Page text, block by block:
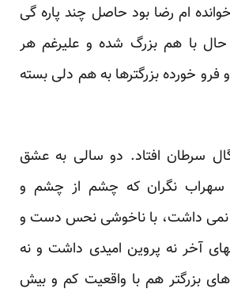
ام رضا بود حاصل چند پاره گی
حال با هم بزرگ شده و علیرغم هر
خورده بزرگترها به هم دلی بسته
سرطان افتاد. دو سالی به عشق
نگران که چشم از چشم و
داشت، با ناخوشی نحس دست و
آخر نه پروین امیدی داشت و نه
بزرگتر هم با واقعیت کم و بیش